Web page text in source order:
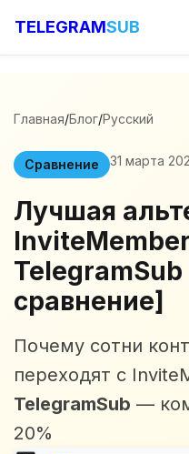
TELEGRAMSUB
Главная/Блог/Русский
Сравнение 31 марта
Лучшая
сравнение]
Почему сотни
переходят с
TelegramSub —
20%